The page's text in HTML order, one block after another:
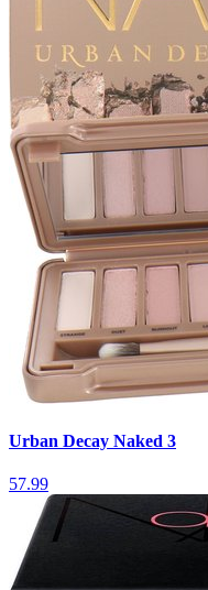
Urban Decay Naked 3
57.99